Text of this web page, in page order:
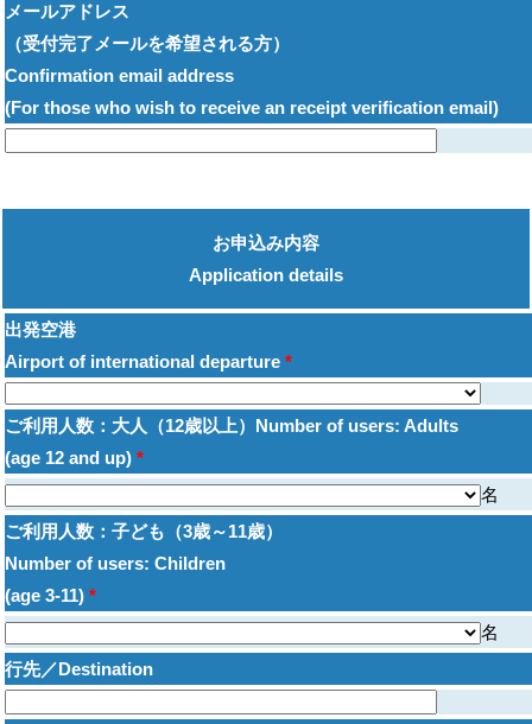
メールアドレス
（受付完了メールを希望される方）
Confirmation email address
(For those who wish to receive an receipt verification email)
お申込み内容
Application details
出発空港
Airport of international departure *
ご利用人数：大人（12歳以上）Number of users: Adults
(age 12 and up) *
名
ご利用人数：子ども（3歳～11歳）
Number of users: Children
(age 3-11) *
名
行先／Destination